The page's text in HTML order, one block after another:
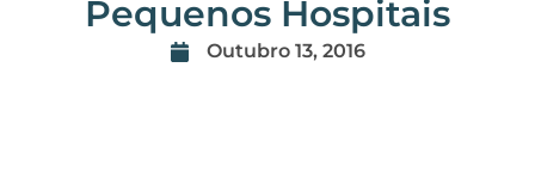
Pequenos Hospitais
Outubro 13, 2016